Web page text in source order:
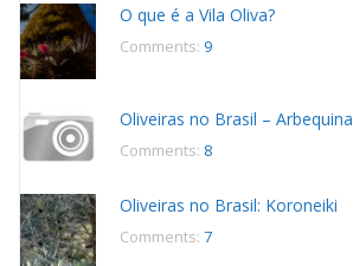
O que é a Vila Oliva?
Comments: 9
Oliveiras no Brasil – Arbequina
Comments: 8
Oliveiras no Brasil: Koroneiki
Comments: 7